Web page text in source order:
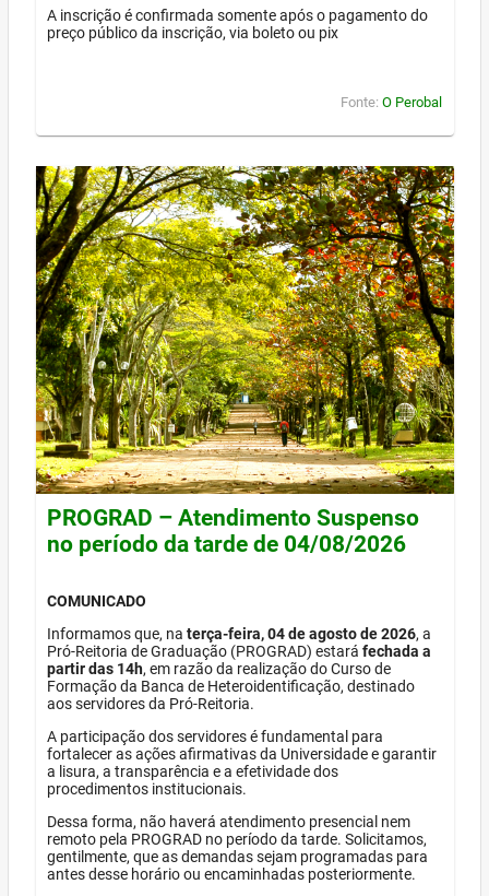
A inscrição é confirmada somente após o pagamento do
preço público da inscrição, via boleto ou pix
Fonte: O Perobal
PROGRAD – Atendimento Suspenso
no período da tarde de 04/08/2026
COMUNICADO
Informamos que, na terça-feira, 04 de agosto de 2026, a
Pró-Reitoria de Graduação (PROGRAD) estará fechada a
partir das 14h, em razão da realização do Curso de
Formação da Banca de Heteroidentificação, destinado
aos servidores da Pró-Reitoria.
A participação dos servidores é fundamental para
fortalecer as ações afirmativas da Universidade e garantir
a lisura, a transparência e a efetividade dos
procedimentos institucionais.
Dessa forma, não haverá atendimento presencial nem
remoto pela PROGRAD no período da tarde. Solicitamos,
gentilmente, que as demandas sejam programadas para
antes desse horário ou encaminhadas posteriormente.